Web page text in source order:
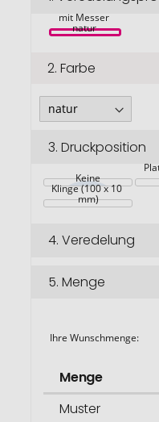
mit Messer
natur
2. Farbe
3. Druckposition
Keine
Klinge (100 x 10
mm)
4. Veredelung
5. Menge
Ihre Wunschmenge:
Menge
Muster